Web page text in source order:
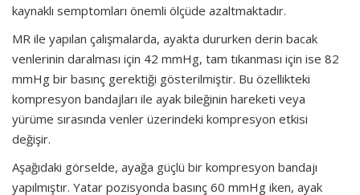
kaynaklı semptomları önemli ölçüde azaltmaktadır.
MR ile yapılan çalışmalarda, ayakta dururken derin bacak
venlerinin daralması için 42 mmHg, tam tıkanması için ise 82
mmHg bir basınç gerektiği gösterilmiştir. Bu özellikteki
kompresyon bandajları ile ayak bileğinin hareketi veya
yürüme sırasında venler üzerindeki kompresyon etkisi
değişir.
Aşağıdaki görselde, ayağa güçlü bir kompresyon bandajı
yapılmıştır. Yatar pozisyonda basınç 60 mmHg iken, ayak